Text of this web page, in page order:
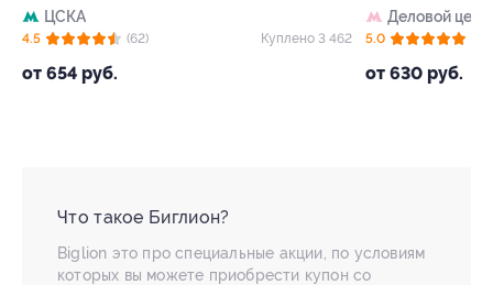
ЦСКА
от 654 руб.
4.5 (62) Куплено 3 462
Деловой
от 630 руб.
5.0
Что такое Биглион?
Biglion это про специальные акции, по условиям
которых вы можете приобрести купон со